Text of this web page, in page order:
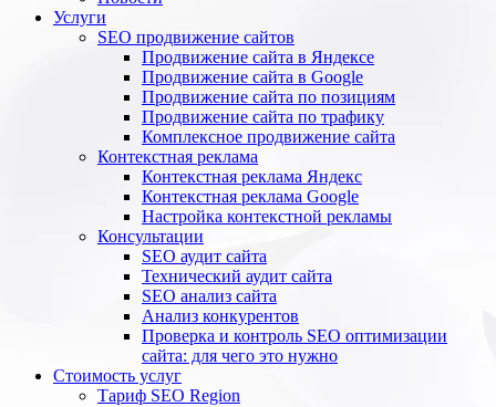
Услуги
SEO продвижение сайтов
Продвижение сайта в Яндексе
Продвижение сайта в Google
Продвижение сайта по позициям
Продвижение сайта по трафику
Комплексное продвижение сайта
Контекстная реклама
Контекстная реклама Яндекс
Контекстная реклама Google
Настройка контекстной рекламы
Консультации
SEO аудит сайта
Технический аудит сайта
SEO анализ сайта
Анализ конкурентов
Проверка и контроль SEO оптимизации
сайта: для чего это нужно
Стоимость услуг
Тариф SEO Region